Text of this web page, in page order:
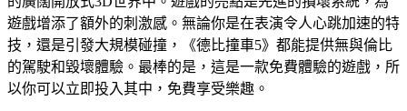
遊戲增添了額外的刺激感。無論你是在表演令人心跳加速的特
技，還是引發大規模碰撞，《德比撞車5》都能提供無與倫比
的駕駛和毀壞體驗。最棒的是，這是一款免費體驗的遊戲，所
以你可以立即投入其中，免費享受樂趣。